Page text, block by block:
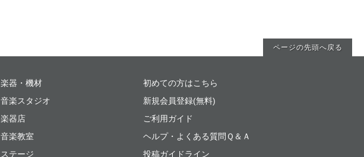
ページの先頭へ戻る
楽器・機材
音楽スタジオ
楽器店
音楽教室
ステージ
初めての方はこちら
新規会員登録(無料)
ご利用ガイド
ヘルプ・よくある質問Ｑ＆Ａ
投稿ガイドライン